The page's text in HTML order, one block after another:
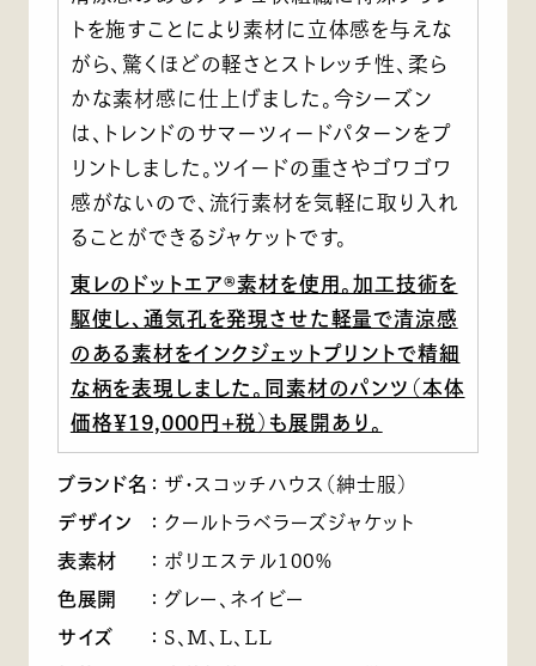
トを施すことにより素材に立体感を与えな
がら、驚くほどの軽さとストレッチ性、柔ら
かな素材感に仕上げました。今シーズン
は、トレンドのサマーツィードパターンをプ
リントしました。ツイードの重さやゴワゴワ
感がないので、流行素材を気軽に取り入れ
ることができるジャケットです。
東レのドットエア®素材を使用。加工技術を
駆使し、通気孔を発現させた軽量で清涼感
のある素材をインクジェットプリントで精細
な柄を表現しました。同素材のパンツ（本体
価格￥19,000円+税）も展開あり。
ブランド名 ： ザ・スコッチハウス（紳士服）
デザイン
： クールトラベラーズジャケット
表素材
： ポリエステル100%
色展開
： グレー、ネイビー
サイズ
： S、M、L、LL